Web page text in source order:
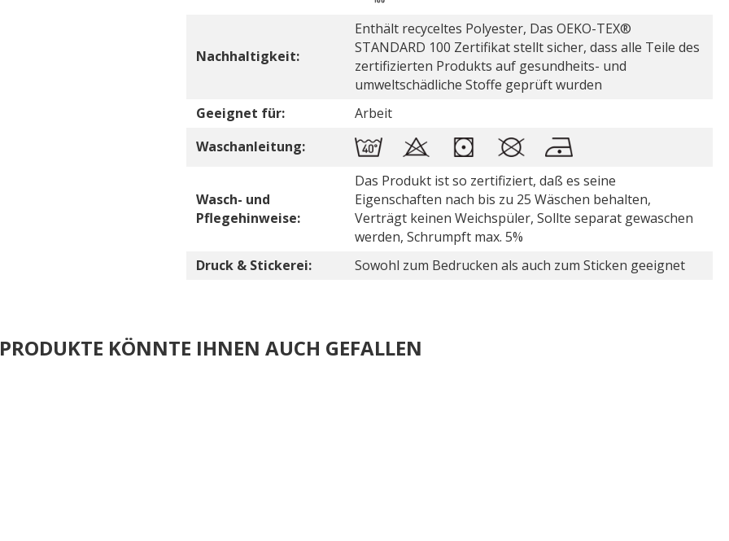
Nachhaltigkeit:
Enthält recyceltes Polyester, Das OEKO-TEX®
STANDARD 100 Zertifikat stellt sicher, dass alle Teile des
zertifizierten Produkts auf gesundheits- und
umweltschädliche Stoffe geprüft wurden
Geeignet für:
Arbeit
Waschanleitung:
Wasch- und
Pflegehinweise:
Das Produkt ist so zertifiziert, daß es seine
Eigenschaften nach bis zu 25 Wäschen behalten,
Verträgt keinen Weichspüler, Sollte separat gewaschen
werden, Schrumpft max. 5%
Druck & Stickerei:
Sowohl zum Bedrucken als auch zum Sticken geeignet
KÖNNTE IHNEN AUCH GEFALLEN